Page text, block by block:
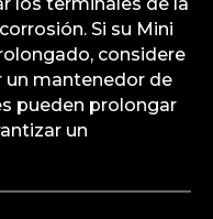
Si su Mini
considere
un mantenedor de
pueden prolongar
un